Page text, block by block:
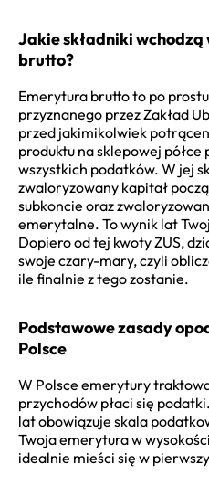
Jakie składniki
brutto?
Emerytura brutto to po
przyznanego przez Zakład
przed jakimikolwiek
produktu na sklepowej
wszystkich podatków. W jej
zwaloryzowany kapitał
subkoncie oraz
emerytalne. To wynik lat
Dopiero od tej kwoty ZUS,
swoje czary-mary, czyli
ile finalnie z tego zostanie.
Podstawowe zasady
Polsce
W Polsce emerytury
przychodów płaci się
lat obowiązuje skala
Twoja emerytura w
idealnie mieści się w